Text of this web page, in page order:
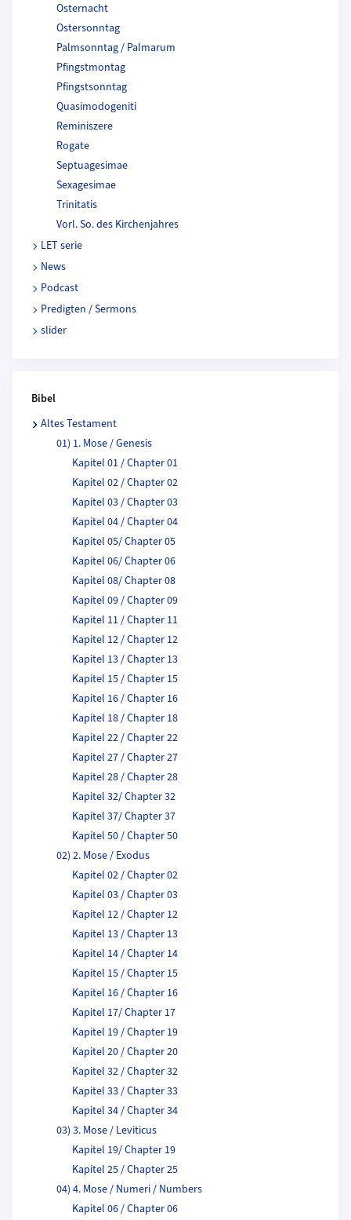
Osternacht
Ostersonntag
Palmsonntag / Palmarum
Pfingstmontag
Pfingstsonntag
Quasimodogeniti
Reminiszere
Rogate
Septuagesimae
Sexagesimae
Trinitatis
Vorl. So. des Kirchenjahres
LET serie
News
Podcast
Predigten / Sermons
slider
Bibel
Altes Testament
01) 1. Mose / Genesis
Kapitel 01 / Chapter 01
Kapitel 02 / Chapter 02
Kapitel 03 / Chapter 03
Kapitel 04 / Chapter 04
Kapitel 05/ Chapter 05
Kapitel 06/ Chapter 06
Kapitel 08/ Chapter 08
Kapitel 09 / Chapter 09
Kapitel 11 / Chapter 11
Kapitel 12 / Chapter 12
Kapitel 13 / Chapter 13
Kapitel 15 / Chapter 15
Kapitel 16 / Chapter 16
Kapitel 18 / Chapter 18
Kapitel 22 / Chapter 22
Kapitel 27 / Chapter 27
Kapitel 28 / Chapter 28
Kapitel 32/ Chapter 32
Kapitel 37/ Chapter 37
Kapitel 50 / Chapter 50
02) 2. Mose / Exodus
Kapitel 02 / Chapter 02
Kapitel 03 / Chapter 03
Kapitel 12 / Chapter 12
Kapitel 13 / Chapter 13
Kapitel 14 / Chapter 14
Kapitel 15 / Chapter 15
Kapitel 16 / Chapter 16
Kapitel 17/ Chapter 17
Kapitel 19 / Chapter 19
Kapitel 20 / Chapter 20
Kapitel 32 / Chapter 32
Kapitel 33 / Chapter 33
Kapitel 34 / Chapter 34
03) 3. Mose / Leviticus
Kapitel 19/ Chapter 19
Kapitel 25 / Chapter 25
04) 4. Mose / Numeri / Numbers
Kapitel 06 / Chapter 06